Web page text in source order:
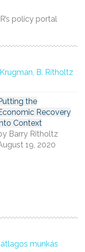
policy portal
B. Ritholtz
the
Recovery
Context
Barry Ritholtz
19, 2020
munkás